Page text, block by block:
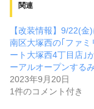
関連
【改装情報】9/22(金
南区大塚西の｢ファミ
ート大塚西4丁目店｣
ーアルオープンするみ
2023年9月20日
1件のコメント付き